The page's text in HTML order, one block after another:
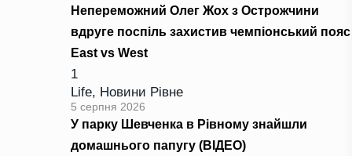
Непереможний Олег Жох з Острожчини
вдруге поспіль захистив чемпіонський пояс
East vs West
1
Life, Новини Рівне
5 серпня 2026
У парку Шевченка в Рівному знайшли
домашнього папугу (ВІДЕО)